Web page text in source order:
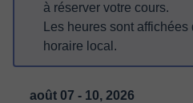
à réserver votre cours.
Les heures sont
horaire local.
août 07 - 10, 2026